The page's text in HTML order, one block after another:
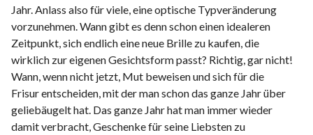
Jahr. Anlass also für viele, eine optische Typveränderung
vorzunehmen. Wann gibt es denn schon einen idealeren
Zeitpunkt, sich endlich eine neue Brille zu kaufen, die
wirklich zur eigenen Gesichtsform passt? Richtig, gar nicht!
Wann, wenn nicht jetzt, Mut beweisen und sich für die
Frisur entscheiden, mit der man schon das ganze Jahr über
geliebäugelt hat. Das ganze Jahr hat man immer wieder
damit verbracht, Geschenke für seine Liebsten zu